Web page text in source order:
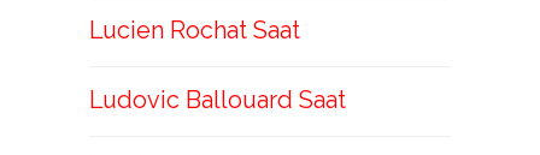
Lucien Rochat Saat
Ludovic Ballouard Saat